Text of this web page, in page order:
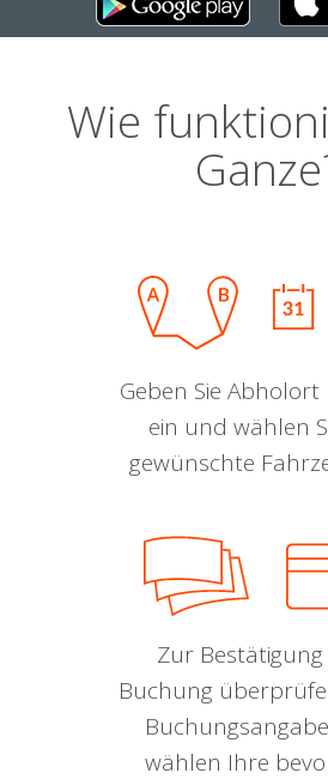
Wie
Geben Sie
ein und wählen
gewünschte
Zur
Buchung
wählen Ihre